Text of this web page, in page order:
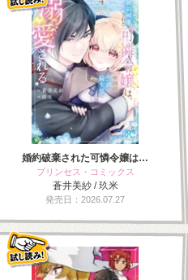
婚約破棄された可憐令嬢は…
プリンセス・コミックス
蒼井美紗 / 玖米
発売日：2026.07.27